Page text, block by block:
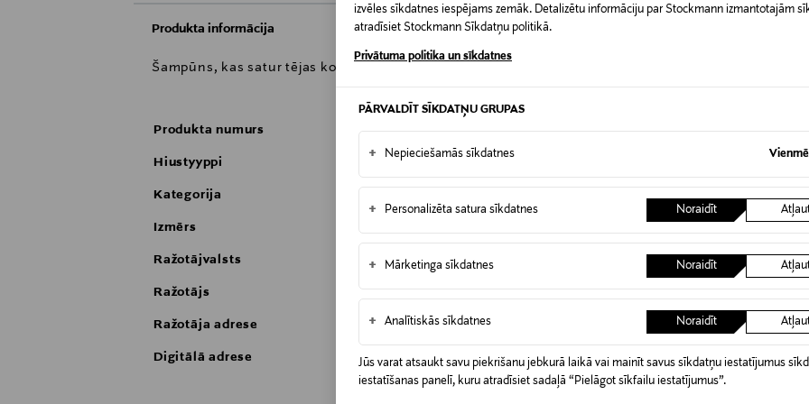
izvēles sīkdatnes iespējams zemāk. Detalizētu informāciju par Stockmann izmantotajām
atradīsiet Stockmann Sīkdatņu politikā.
Privātuma politika un sīkdatnes
PĀRVALDĪT SĪKDATŅU GRUPAS
+ Nepieciešamās sīkdatnes
+ Personalizēta satura sīkdatnes Noraidīt
+ Mārketinga sīkdatnes Noraidīt
+ Analītiskās sīkdatnes Noraidīt
Jūs varat atsaukt savu piekrišanu jebkurā laikā vai mainīt savus sīkdatņu iestatījumus
iestatīšanas panelī, kuru atradīsiet sadaļā “Pielāgot sīkfailu iestatījumus”.
Produkta informācija
Šampūns, kas satur tējas koka eļļu, piparmētru un lavandu, attīra, atsvaidzina galvas ādu un piešķir
Produkta numurs 131395228
Hiustyyppi
Kategorija Atsvaidzinošs šampūns
Izmērs
Ražotājvalsts
Ražotājs Four Reasons | Miraculos Oy
Ražotāja adrese Salomonkatu 17 A, 10. krs,
Digitālā adrese info@fourreasons.fi